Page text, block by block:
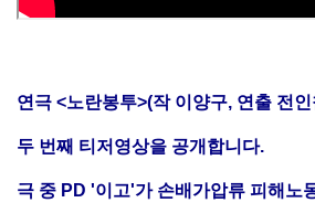
연극 <노란봉투>(작 이양구, 연출 전
두 번째 티저영상을 공개합니다.
극 중 PD '이고'가 손배가압류 피해노